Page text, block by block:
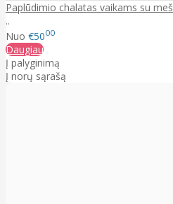
Paplūdimio chalatas vaikams su
..
Nuo €5000
Daugiau
Į palyginimą
Į norų sąrašą